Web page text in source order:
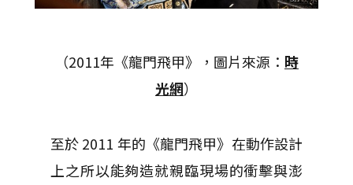
（2011年《龍門飛甲》，圖片來源： 時
光網）
至於 2011 年的《龍門飛甲》在動作設計
上之所以能夠造就親臨現場的衝擊與澎